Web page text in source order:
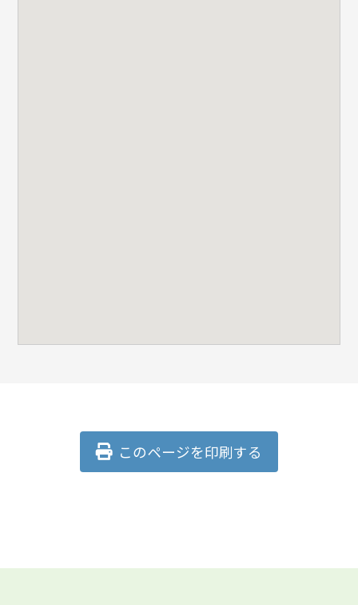
このページを印刷する